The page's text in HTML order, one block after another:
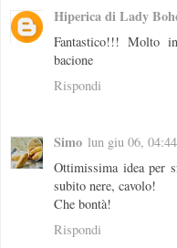
Hiperica di Lady
Fantastico!!! Molto
bacione
Rispondi
Simo lun giu 06,
Ottimissima idea per
subito nere, cavolo!
Che bontà!
Rispondi